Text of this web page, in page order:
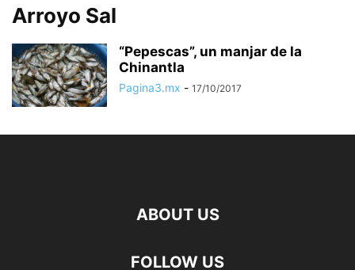
Arroyo Sal
“Pepescas”, un manjar de la
Chinantla
Pagina3.mx - 17/10/2017
ABOUT US
FOLLOW US